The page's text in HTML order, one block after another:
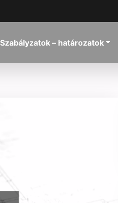
Szabályzatok – határozatok